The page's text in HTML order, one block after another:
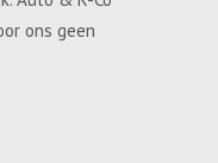
ons geen